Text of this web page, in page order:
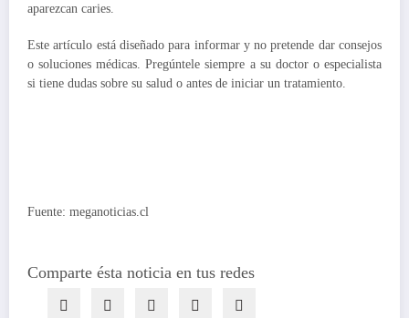
aparezcan caries.
Este artículo está diseñado para informar y no pretende dar consejos
o soluciones médicas. Pregúntele siempre a su doctor o especialista
si tiene dudas sobre su salud o antes de iniciar un tratamiento.
Fuente: meganoticias.cl
Comparte ésta noticia en tus redes